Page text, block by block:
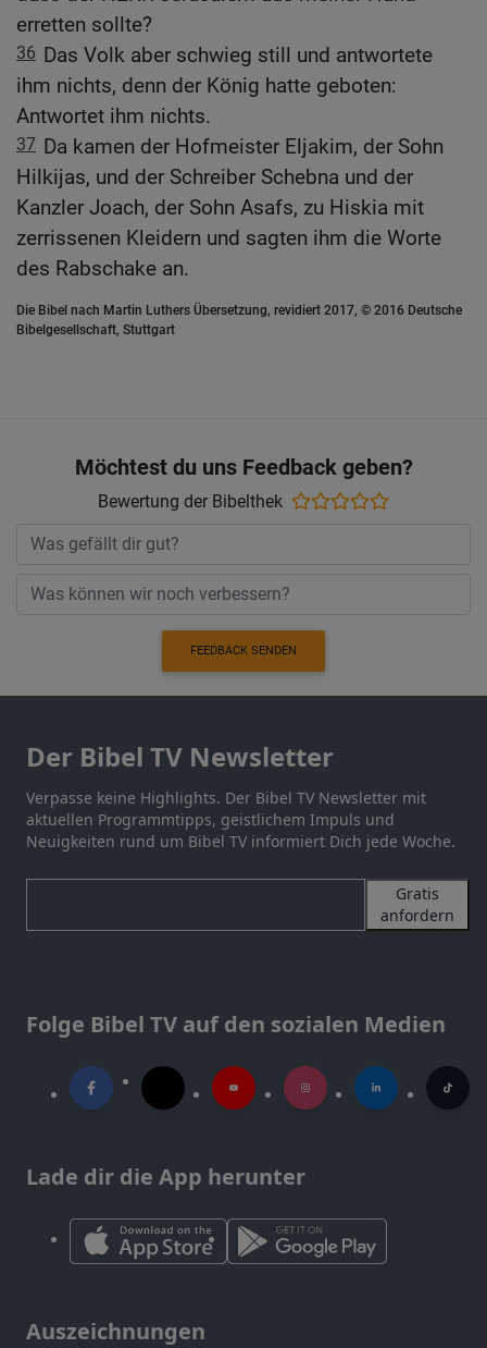
erretten sollte?
36 Das Volk aber schwieg still und antwortete
ihm nichts, denn der König hatte geboten:
Antwortet ihm nichts.
37 Da kamen der Hofmeister Eljakim, der Sohn
Hilkijas, und der Schreiber Schebna und der
Kanzler Joach, der Sohn Asafs, zu Hiskia mit
zerrissenen Kleidern und sagten ihm die Worte
des Rabschake an.
Die Bibel nach Martin Luthers Übersetzung, revidiert 2017, © 2016 Deutsche
Bibelgesellschaft, Stuttgart
Möchtest du uns Feedback geben?
Bewertung der Bibelthek
FEEDBACK SENDEN
Der Bibel TV Newsletter
Verpasse keine Highlights. Der Bibel TV Newsletter mit
aktuellen Programmtipps, geistlichem Impuls und
Neuigkeiten rund um Bibel TV informiert Dich jede Woche.
Gratis
anfordern
Folge Bibel TV auf den sozialen Medien
Lade dir die App herunter
Auszeichnungen